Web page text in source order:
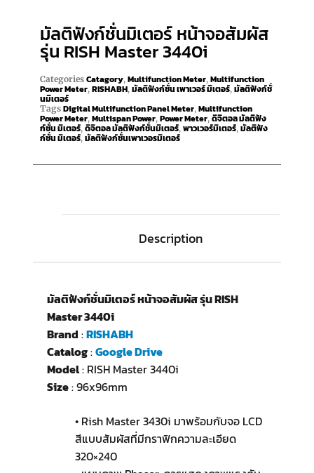
มัลติฟังก์ชั่นมิเตอร์ หน้าจอสัมผัส
รุ่น RISH Master 3440i
Categories Catagory, Multifunction Meter, Multifunction
Power Meter, RISHABH, มัลติฟังก์ชั่น เพาเวอร์ มิเตอร์, มัลติฟังก์ชั่
นมิเตอร์
Tags Digital Multifunction Panel Meter, Multifunction
Power Meter, Multispan Power, Power Meter, ดิจิตอล มัลติฟัง
ก์ชั่น มิเตอร์, ดิจิตอล มัลติฟังก์ชั่นมิเตอร์, พาวเวอร์มิเตอร์, มัลติฟัง
ก์ชั่น มิเตอร์, มัลติฟังก์ชั่นเพาเวอรมิเตอร์
Description
มัลติฟังก์ชั่นมิเตอร์ หน้าจอสัมผัส รุ่น RISH
Master 3440i
Brand :RISHABH
Catalog:Google Drive
Model: RISH Master 3440i
Size: 96x96mm
• Rish Master 3430i มาพร้อมกับจอ LCD
สีแบบสัมผัสที่มีกราฟิกความละเอียด
320×240